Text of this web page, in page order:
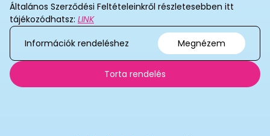
Általános Szerződési Feltételeinkről részletesebben itt
tájékozódhatsz: LINK
Információk rendeléshez
Megnézem
Torta rendelés